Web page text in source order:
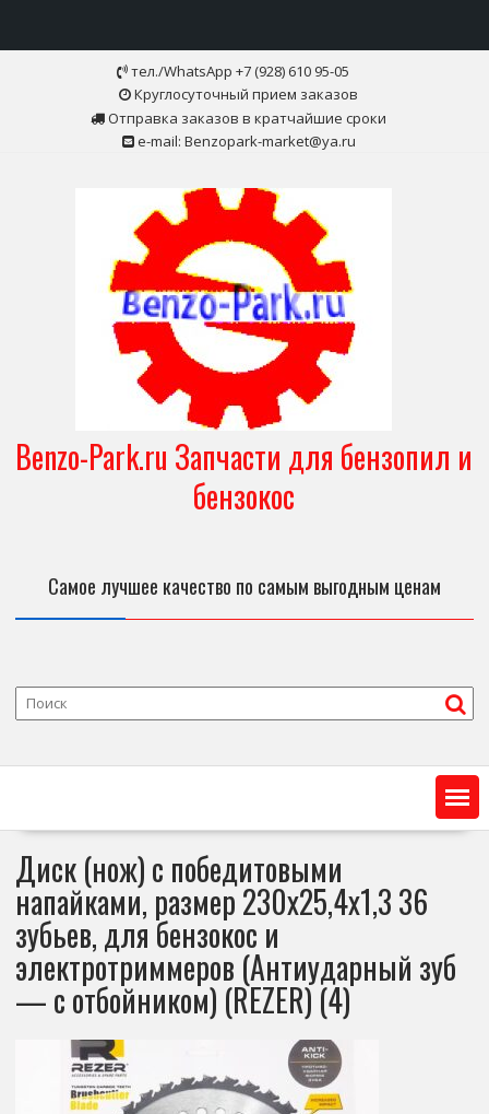
тел./WhatsApp +7 (928) 610 95-05
Круглосуточный прием заказов
Отправка заказов в кратчайшие сроки
e-mail: Benzopark-market@ya.ru
Benzo-Park.ru Запчасти для бензопил и
бензокос
Самое лучшее качество по самым выгодным ценам
Диск (нож) с победитовыми
напайками, размер 230х25,4х1,3 36
зубьев, для бензокос и
электротриммеров (Антиударный зуб
— с отбойником) (REZER) (4)